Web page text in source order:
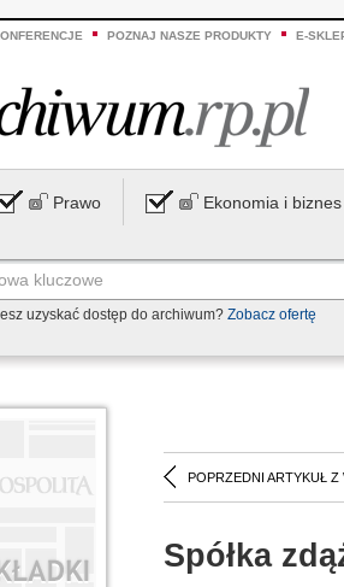
POZNAJ NASZE PRODUKTY E-
Prawo Ekonomia i biznes
uzyskać dostęp do archiwum? Zobacz ofertę
POPRZEDNI ARTYKUŁ Z
Spółka